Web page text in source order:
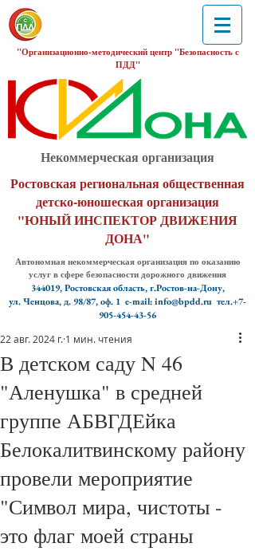
"Организационно-методический центр "Безопасность с
ПДД"
Некоммерческая организация
Ростовская региональная общественная
детско-юношеская организация
"ЮНЫЙ ИНСПЕКТОР ДВИЖЕНИЯ
ДОНА"
Автономная некоммерческая организация по оказанию
услуг в сфере безопасности дорожного движения
344019, Ростовская область, г.Ростов-на-Дону,
ул. Ченцова, д. 98/87, оф. 1 e-mail: info@bpdd.ru тел.+7-
905-454-43-56
В детском саду N 46
"Аленушка" в средней
группе АБВГДЕйка
Белокалитвинскому району
провели мероприятие
"Символ мира, чистоты -
это флаг моей страны
22 авг. 2024 г. 1 мин. чтения